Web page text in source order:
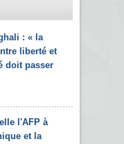
: « la
liberté et
doit passer
l'AFP à
et la